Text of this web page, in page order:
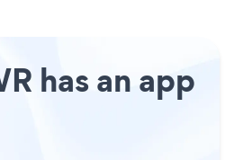
has an app